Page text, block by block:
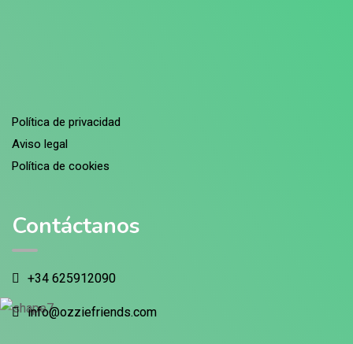
Política de privacidad
Aviso legal
Política de cookies
Contáctanos
+34 625912090
info@ozziefriends.com